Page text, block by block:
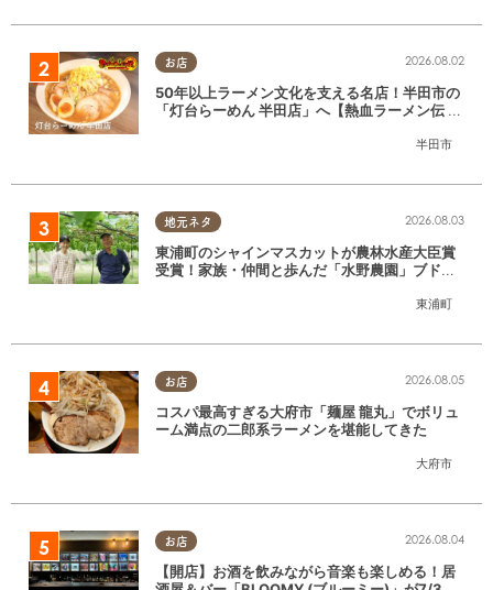
お店
半田市
2026.08.02
50年以上ラーメン文化を支える名店！半田市の
「灯台らーめん 半田店」へ【熱血ラーメン伝 8
地元ネタ
東浦町
2026.08.03
東浦町のシャインマスカットが農林水産大臣賞
受賞！家族・仲間と歩んだ「水野農園」ブドウ
お店
大府市
2026.08.05
コスパ最高すぎる大府市「麺屋 龍丸」でボリュ
ーム満点の二郎系ラーメンを堪能してきた
お店 2026.08.04
【開店】お酒を飲みながら音楽も楽しめる！居